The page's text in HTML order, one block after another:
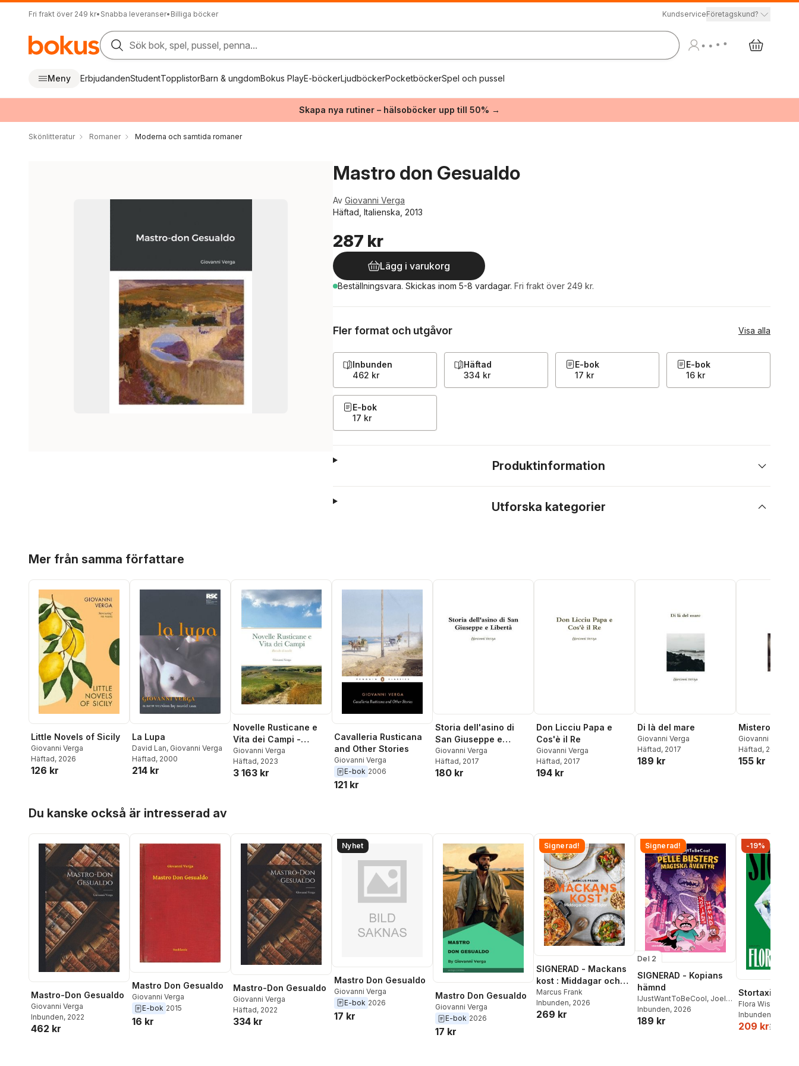
Fri frakt över 249 kr• Snabba leveranser• Billiga böcker KundserviceFöretagskund?
Sök bok, spel, pussel, penna...
Meny ErbjudandenStudentTopplistorBarn & ungdomBokus PlayE-böckerLjudböckerPocketböckerSpel och pussel
Skapa nya rutiner – hälsoböcker upp till 50% →
Skönlitteratur Romaner Moderna och samtida romaner
Mastro don Gesualdo
Av Giovanni Verga
Häftad, Italienska, 2013
287 kr
Lägg i varukorg
Beställningsvara. Skickas inom 5-8 vardagar. Fri frakt över 249 kr.
Fler format och utgåvor Visa alla
Inbunden
462 kr
Häftad
334 kr
E-bok
17 kr
E-bok
16 kr
E-bok
17 kr
Produktinformation
Utforska kategorier
Mer från samma författare
Little Novels of Sicily
Giovanni Verga
Häftad, 2026
126 kr
La Lupa
David Lan, Giovanni Verga
Häftad, 2000
214 kr
Novelle Rusticane e
Vita dei Campi -
Raccolte di novelle
Giovanni Verga
Häftad, 2023
3 163 kr
Cavalleria Rusticana
and Other Stories
Giovanni Verga
E-bok 2006
121 kr
Storia dell'asino di
San Giuseppe e
Libertà
Giovanni Verga
Häftad, 2017
180 kr
Don Licciu Papa e
Cos'è il Re
Giovanni Verga
Häftad, 2017
194 kr
Di là del mare
Giovanni Verga
Häftad, 2017
189 kr
Mistero e Gli
Giovanni Verga
Häftad, 2017
155 kr
Du kanske också är intresserad av
Mastro-Don Gesualdo
Giovanni Verga
Inbunden, 2022
462 kr
Mastro Don Gesualdo
Giovanni Verga
E-bok 2015
16 kr
Mastro-Don Gesualdo
Giovanni Verga
Häftad, 2022
334 kr
Nyhet
Mastro Don Gesualdo
Giovanni Verga
E-bok 2026
17 kr
Mastro Don Gesualdo
Giovanni Verga
E-bok 2026
17 kr
Signerad!
SIGNERAD - Mackans
kost : Middagar och
matlådor
Marcus Frank
Inbunden, 2026
269 kr
Signerad!
Del 2
SIGNERAD - Kopians
hämnd
IJustWantToBeCool, Joel
Adolphson,Emil Ejdemo
Beer ,Victor Beer
Inbunden, 2026
189 kr
-19%
Stortaxi
Flora Wiström
Inbunden
209 kr259 kr